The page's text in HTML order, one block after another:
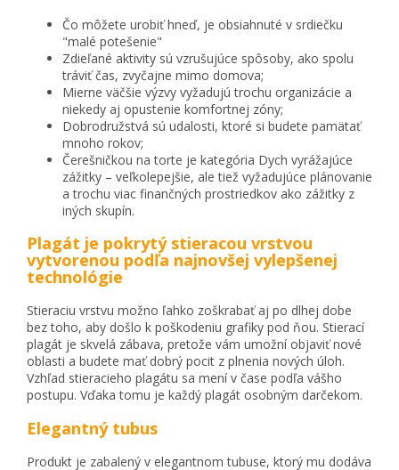
Čo môžete urobiť hneď, je obsiahnuté v srdiečku
"malé potešenie"
Zdieľané aktivity sú vzrušujúce spôsoby, ako spolu
tráviť čas, zvyčajne mimo domova;
Mierne väčšie výzvy vyžadujú trochu organizácie a
niekedy aj opustenie komfortnej zóny;
Dobrodružstvá sú udalosti, ktoré si budete pamätať
mnoho rokov;
Čerešničkou na torte je kategória Dych vyrážajúce
zážitky – veľkolepejšie, ale tiež vyžadujúce plánovanie
a trochu viac finančných prostriedkov ako zážitky z
iných skupín.
Plagát je pokrytý stieracou vrstvou
vytvorenou podľa najnovšej vylepšenej
technológie
Stieraciu vrstvu možno ľahko zoškrabať aj po dlhej dobe
bez toho, aby došlo k poškodeniu grafiky pod ňou. Stierací
plagát je skvelá zábava, pretože vám umožní objaviť nové
oblasti a budete mať dobrý pocit z plnenia nových úloh.
Vzhľad stieracieho plagátu sa mení v čase podľa vášho
postupu. Vďaka tomu je každý plagát osobným darčekom.
Elegantný tubus
Produkt je zabalený v elegantnom tubuse, ktorý mu dodáva